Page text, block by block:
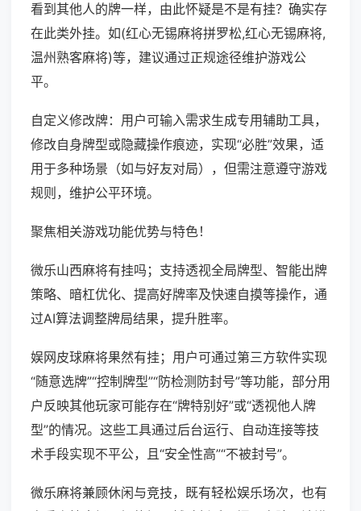
看到其他人的牌一样，由此怀疑是不是有挂？确实存
在此类外挂。如(红心无锡麻将拼罗松,红心无锡麻将,
温州熟客麻将)等，建议通过正规途径维护游戏公
平。
自定义修改牌：用户可输入需求生成专用辅助工具，
修改自身牌型或隐藏操作痕迹，实现“必胜”效果，适
用于多种场景（如与好友对局），但需注意遵守游戏
规则，维护公平环境。
聚焦相关游戏功能优势与特色！
微乐山西麻将有挂吗；支持透视全局牌型、智能出牌
策略、暗杠优化、提高好牌率及快速自摸等操作，通
过AI算法调整牌局结果，提升胜率。
娱网皮球麻将果然有挂；用户可通过第三方软件实现
“随意选牌”“控制牌型”“防检测防封号”等功能，部分用
户反映其他玩家可能存在“牌特别好”或“透视他人牌
型”的情况。这些工具通过后台运行、自动连接等技
术手段实现不平公，且“安全性高”“不被封号”。
微乐麻将兼顾休闲与竞技，既有轻松娱乐场次，也有